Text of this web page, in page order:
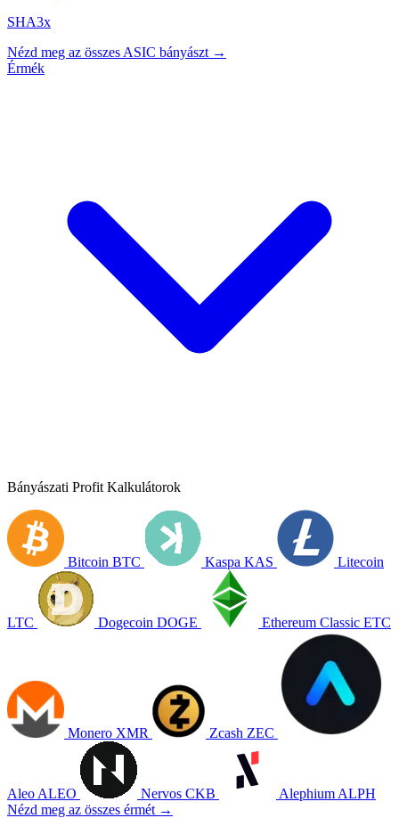
SHA3x
Nézd meg az összes ASIC bányászt →
Érmék
Bányászati Profit Kalkulátorok
Bitcoin BTC Kaspa KAS Litecoin
LTC Dogecoin DOGE Ethereum Classic ETC
Monero XMR Zcash ZEC
Aleo ALEO Nervos CKB Alephium ALPH
Nézd meg az összes érmét →